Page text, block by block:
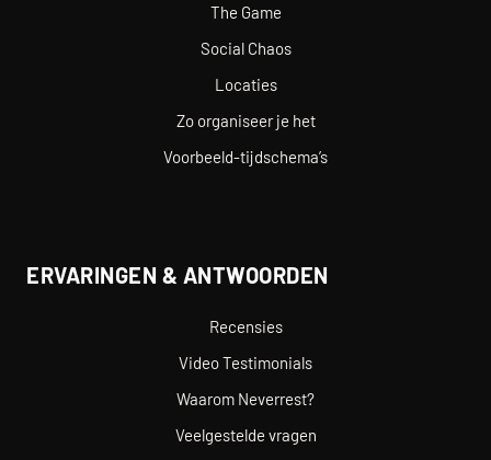
The Game
Social Chaos
Locaties
Zo organiseer je het
Voorbeeld-tijdschema’s
ERVARINGEN & ANTWOORDEN
Recensies
Video Testimonials
Waarom Neverrest?
Veelgestelde vragen